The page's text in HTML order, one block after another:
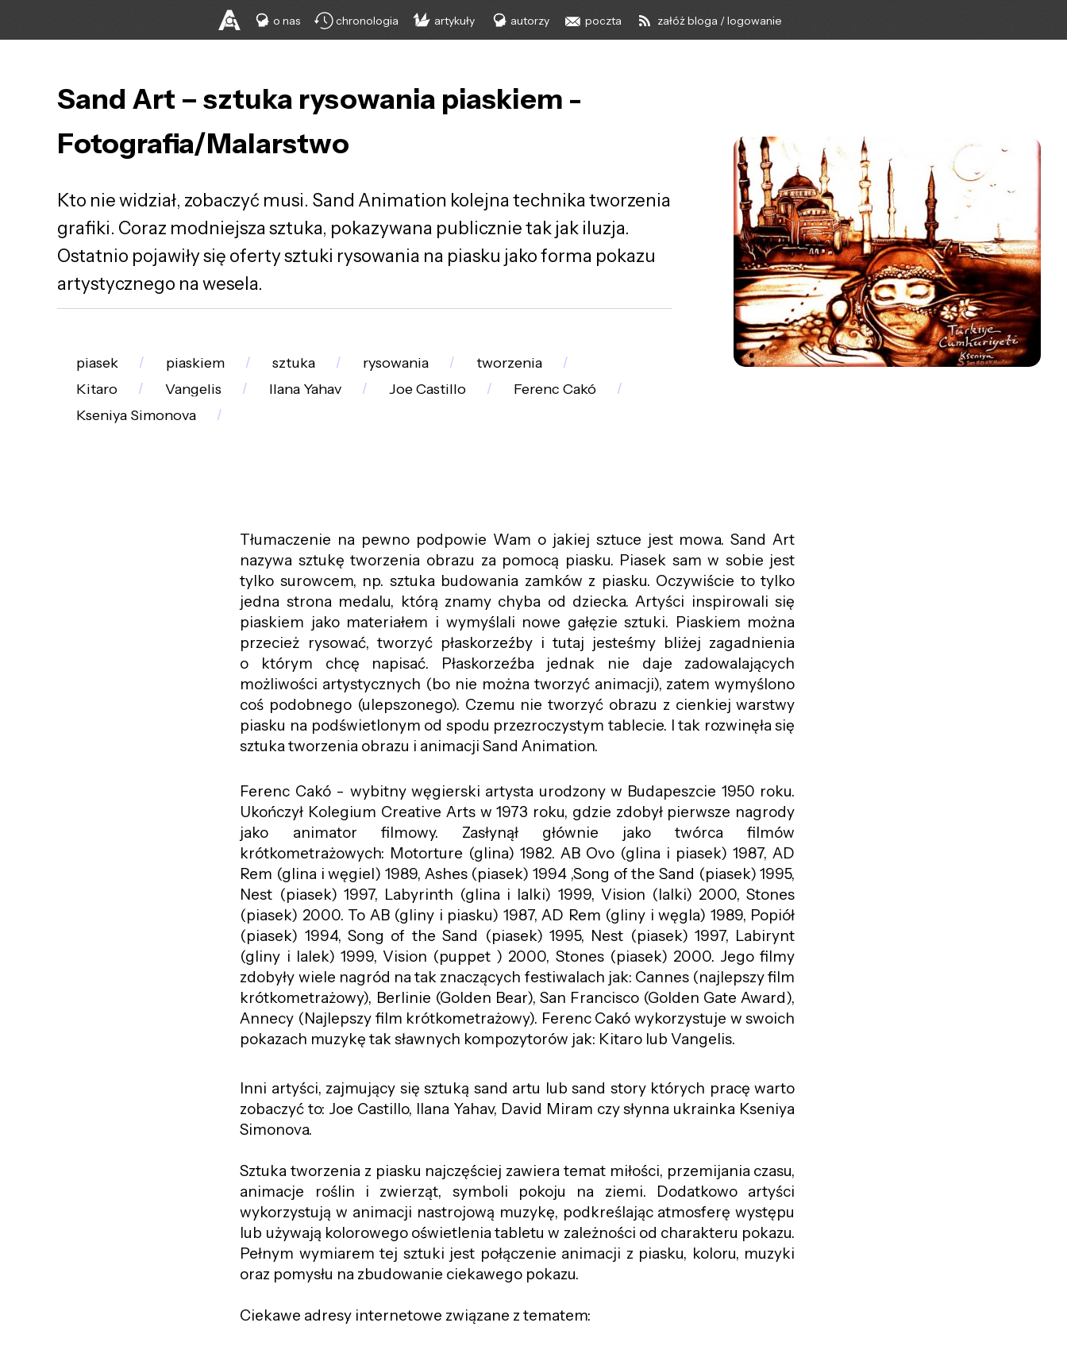
o nas chronologia artykuły autorzy poczta załóż bloga / logowanie
Sand Art – sztuka rysowania piaskiem -
Fotografia/Malarstwo
Kto nie widział, zobaczyć musi. Sand Animation kolejna technika tworzenia
grafiki. Coraz modniejsza sztuka, pokazywana publicznie tak jak iluzja.
Ostatnio pojawiły się oferty sztuki rysowania na piasku jako forma pokazu
artystycznego na wesela.
piasek piaskiem sztuka rysowania
tworzenia
Kitaro
Vangelis Ilana Yahav Joe Castillo
Ferenc Cakó
Kseniya Simonova
Tłumaczenie na pewno podpowie Wam o jakiej sztuce jest mowa. Sand Art
nazywa sztukę tworzenia obrazu za pomocą piasku. Piasek sam w sobie jest
tylko surowcem, np. sztuka budowania zamków z piasku. Oczywiście to tylko
jedna strona medalu, którą znamy chyba od dziecka. Artyści inspirowali się
piaskiem jako materiałem i wymyślali nowe gałęzie sztuki. Piaskiem można
przecież rysować, tworzyć płaskorzeźby i tutaj jesteśmy bliżej zagadnienia
o którym chcę napisać. Płaskorzeźba jednak nie daje zadowalających
możliwości artystycznych (bo nie można tworzyć animacji), zatem wymyślono
coś podobnego (ulepszonego). Czemu nie tworzyć obrazu z cienkiej warstwy
piasku na podświetlonym od spodu przezroczystym tablecie. I tak rozwinęła się
sztuka tworzenia obrazu i animacji Sand Animation.
Ferenc Cakó - wybitny węgierski artysta urodzony w Budapeszcie 1950 roku.
Ukończył Kolegium Creative Arts w 1973 roku, gdzie zdobył pierwsze nagrody
jako animator filmowy. Zasłynął głównie jako twórca filmów
krótkometrażowych: Motorture (glina) 1982. AB Ovo (glina i piasek) 1987, AD
Rem (glina i węgiel) 1989, Ashes (piasek) 1994 ,Song of the Sand (piasek) 1995,
Nest (piasek) 1997, Labyrinth (glina i lalki) 1999, Vision (lalki) 2000, Stones
(piasek) 2000. To AB (gliny i piasku) 1987, AD Rem (gliny i węgla) 1989, Popiół
(piasek) 1994, Song of the Sand (piasek) 1995, Nest (piasek) 1997, Labirynt
(gliny i lalek) 1999, Vision (puppet ) 2000, Stones (piasek) 2000. Jego filmy
zdobyły wiele nagród na tak znaczących festiwalach jak: Cannes (najlepszy film
krótkometrażowy), Berlinie (Golden Bear), San Francisco (Golden Gate Award),
Annecy (Najlepszy film krótkometrażowy). Ferenc Cakó wykorzystuje w swoich
pokazach muzykę tak sławnych kompozytorów jak: Kitaro lub Vangelis.
Inni artyści, zajmujący się sztuką sand artu lub sand story których pracę warto
zobaczyć to: Joe Castillo, Ilana Yahav, David Miram czy słynna ukrainka Kseniya
Simonova.
Sztuka tworzenia z piasku najczęściej zawiera temat miłości, przemijania czasu,
animacje roślin i zwierząt, symboli pokoju na ziemi. Dodatkowo artyści
wykorzystują w animacji nastrojową muzykę, podkreślając atmosferę występu
lub używają kolorowego oświetlenia tabletu w zależności od charakteru pokazu.
Pełnym wymiarem tej sztuki jest połączenie animacji z piasku, koloru, muzyki
oraz pomysłu na zbudowanie ciekawego pokazu.
Ciekawe adresy internetowe związane z tematem: